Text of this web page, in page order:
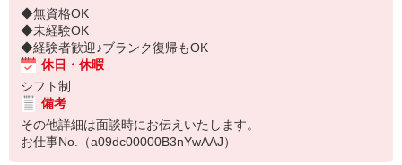
◆無資格OK
◆未経験OK
◆経験者歓迎♪ブランク復帰もOK
休日・休暇
シフト制
備考
その他詳細は面談時にお伝えいたします。
お仕事No.（a09dc00000B3nYwAAJ）